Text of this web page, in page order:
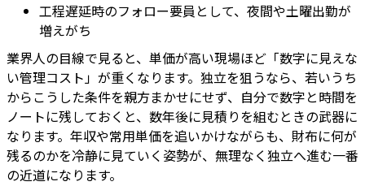
工程遅延時のフォロー要員として、夜間や土曜出勤が
増えがち
業界人の目線で見ると、単価が高い現場ほど「数字に見えな
い管理コスト」が重くなります。独立を狙うなら、若いうち
からこうした条件を親方まかせにせず、自分で数字と時間を
ノートに残しておくと、数年後に見積りを組むときの武器に
なります。年収や常用単価を追いかけながらも、財布に何が
残るのかを冷静に見ていく姿勢が、無理なく独立へ進む一番
の近道になります。